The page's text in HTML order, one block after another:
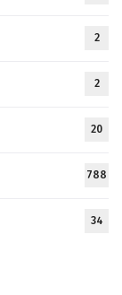
2
2
20
788
34